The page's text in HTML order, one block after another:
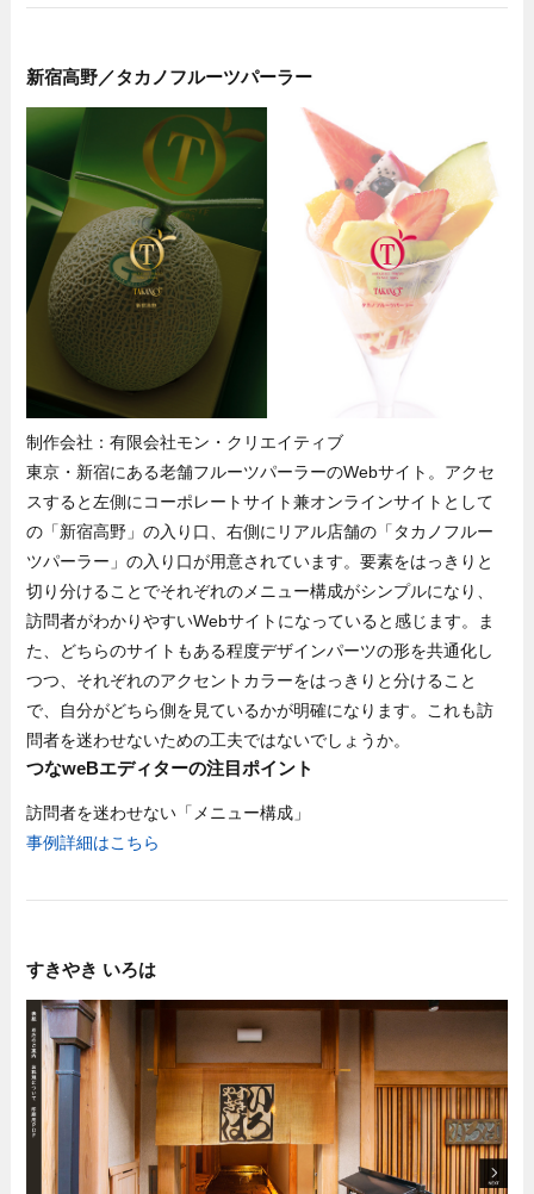
新宿高野／タカノフルーツパーラー
制作会社：有限会社モン・クリエイティブ
東京・新宿にある老舗フルーツパーラーのWebサイト。アクセ
スすると左側にコーポレートサイト兼オンラインサイトとして
の「新宿高野」の入り口、右側にリアル店舗の「タカノフルー
ツパーラー」の入り口が用意されています。要素をはっきりと
切り分けることでそれぞれのメニュー構成がシンプルになり、
訪問者がわかりやすいWebサイトになっていると感じます。ま
た、どちらのサイトもある程度デザインパーツの形を共通化し
つつ、それぞれのアクセントカラーをはっきりと分けること
で、自分がどちら側を見ているかが明確になります。これも訪
問者を迷わせないための工夫ではないでしょうか。
つなweBエディターの注目ポイント
訪問者を迷わせない「メニュー構成」
事例詳細はこちら
すきやき いろは